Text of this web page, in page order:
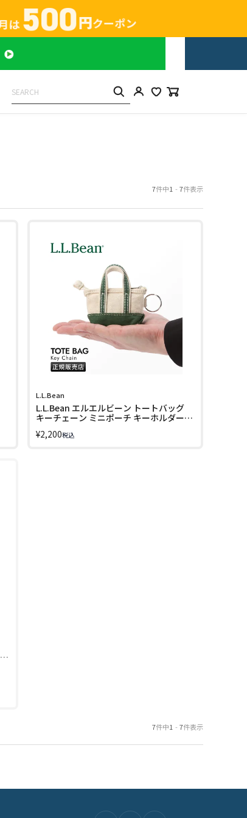
7件中1 - 7件表示
L.L.Bean
L.L.Bean エルエルビーン トートバッグ
キーチェーン ミニポーチ キーホルダー
¥2,200税込
7件中1 - 7件表示